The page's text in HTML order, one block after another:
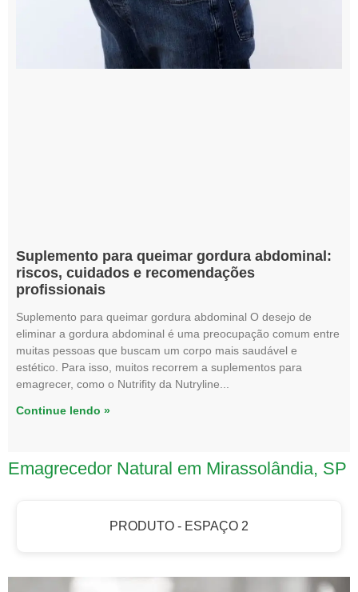
Suplemento para queimar gordura abdominal:
riscos, cuidados e recomendações
profissionais
Suplemento para queimar gordura abdominal O desejo de
eliminar a gordura abdominal é uma preocupação comum entre
muitas pessoas que buscam um corpo mais saudável e
estético. Para isso, muitos recorrem a suplementos para
emagrecer, como o Nutrifity da Nutryline
Continue lendo »
Emagrecedor Natural em Mirassolândia, SP
PRODUTO - ESPAÇO 2